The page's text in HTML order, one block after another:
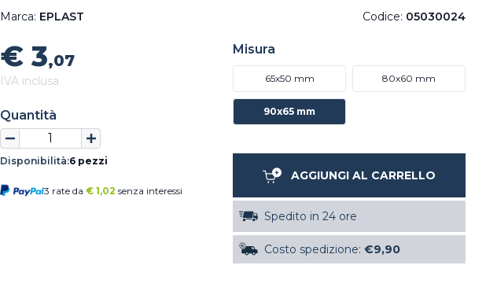
Marca: EPLAST Codice: 05030024
€ 3,07
IVA inclusa
Quantità
Disponibilità:6 pezzi
3 rate da € 1,02 senza interessi
Misura
65x50 mm 80x60 mm
90x65 mm
AGGIUNGI AL CARRELLO
Spedito in 24 ore
Costo spedizione: €9,90